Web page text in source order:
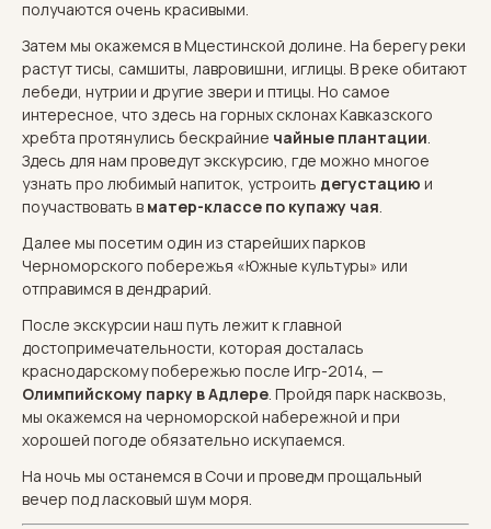
получаются очень красивыми.
Затем мы окажемся в Мцестинской долине. На берегу реки
растут тисы, самшиты, лавровишни, иглицы. В реке обитают
лебеди, нутрии и другие звери и птицы. Но самое
интересное, что здесь на горных склонах Кавказского
хребта протянулись бескрайние чайные плантации.
Здесь для нам проведут экскурсию, где можно многое
узнать про любимый напиток, устроить дегустацию и
поучаствовать в матер-классе по купажу чая.
Далее мы посетим один из старейших парков
Черноморского побережья «Южные культуры» или
отправимся в дендрарий.
После экскурсии наш путь лежит к главной
достопримечательности, которая досталась
краснодарскому побережью после Игр-2014, —
Олимпийскому парку в Адлере. Пройдя парк насквозь,
мы окажемся на черноморской набережной и при
хорошей погоде обязательно искупаемся.
На ночь мы останемся в Сочи и проведм прощальный
вечер под ласковый шум моря.